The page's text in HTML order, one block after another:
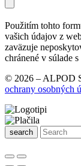
Použitím tohto
vašich údajov z
zaväzuje
chránené v súlade
© 2026 – ALPOD
ochrany osobných
search